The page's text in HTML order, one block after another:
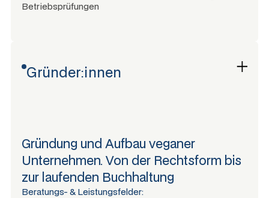
Betriebsprüfungen
Gründer:innen
Gründung und Aufbau veganer
Unternehmen. Von der Rechtsform bis
zur laufenden Buchhaltung
Beratungs- & Leistungsfelder: